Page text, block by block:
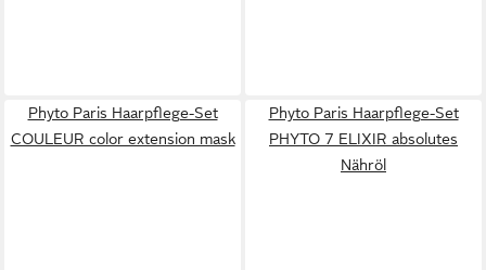
Phyto Paris Haarpflege-Set
COULEUR color extension mask
Phyto Paris Haarpflege-Set
PHYTO 7 ELIXIR absolutes
Nähröl